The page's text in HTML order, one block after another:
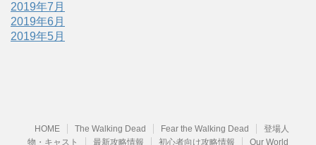
2019年7月
2019年6月
2019年5月
HOME The Walking Dead Fear the Walking Dead
登場人
物・キャスト
最新攻略情報 初心者向け攻略情報 Our World